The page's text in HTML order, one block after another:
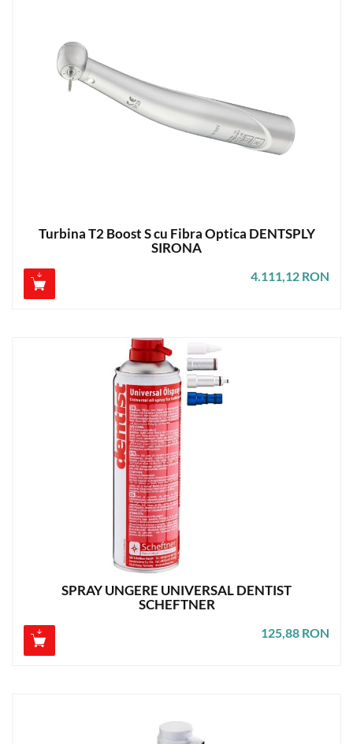
Turbina T2 Boost S cu Fibra Optica DENTSPLY
SIRONA
4.111,12 RON
SPRAY UNGERE UNIVERSAL DENTIST
SCHEFTNER
125,88 RON